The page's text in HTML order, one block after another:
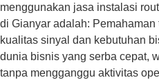
menggunakan jasa instalasi
di Gianyar adalah:
kualitas sinyal dan kebutuhan
dunia bisnis yang serba cepat,
tanpa mengganggu aktivitas